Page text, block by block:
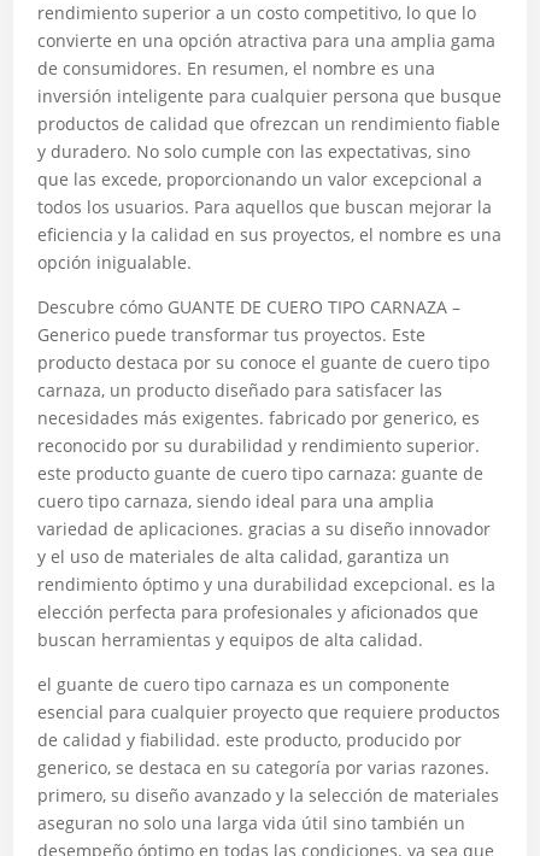
rendimiento superior a un costo competitivo, lo que lo
convierte en una opción atractiva para una amplia gama
de consumidores. En resumen, el nombre es una
inversión inteligente para cualquier persona que busque
productos de calidad que ofrezcan un rendimiento fiable
y duradero. No solo cumple con las expectativas, sino
que las excede, proporcionando un valor excepcional a
todos los usuarios. Para aquellos que buscan mejorar la
eficiencia y la calidad en sus proyectos, el nombre es una
opción inigualable.
Descubre cómo GUANTE DE CUERO TIPO CARNAZA –
Generico puede transformar tus proyectos. Este
producto destaca por su conoce el guante de cuero tipo
carnaza, un producto diseñado para satisfacer las
necesidades más exigentes. fabricado por generico, es
reconocido por su durabilidad y rendimiento superior.
este producto guante de cuero tipo carnaza: guante de
cuero tipo carnaza, siendo ideal para una amplia
variedad de aplicaciones. gracias a su diseño innovador
y el uso de materiales de alta calidad, garantiza un
rendimiento óptimo y una durabilidad excepcional. es la
elección perfecta para profesionales y aficionados que
buscan herramientas y equipos de alta calidad.
el guante de cuero tipo carnaza es un componente
esencial para cualquier proyecto que requiere productos
de calidad y fiabilidad. este producto, producido por
generico, se destaca en su categoría por varias razones.
primero, su diseño avanzado y la selección de materiales
aseguran no solo una larga vida útil sino también un
desempeño óptimo en todas las condiciones. ya sea que